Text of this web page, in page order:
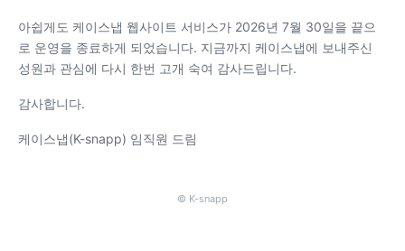
아쉽게도 케이스냅 웹사이트 서비스가 2026년 7월 30일을 끝으
로 운영을 종료하게 되었습니다. 지금까지 케이스냅에 보내주신
성원과 관심에 다시 한번 고개 숙여 감사드립니다.
감사합니다.
케이스냅(K-snapp) 임직원 드림
© K-snapp